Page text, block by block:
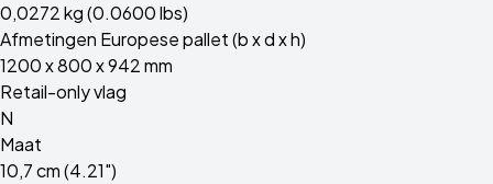
0,0272 kg (0.0600 lbs)
Afmetingen Europese pallet (b x d x h)
1200 x 800 x 942 mm
Retail-only vlag
N
Maat
10,7 cm (4.21")